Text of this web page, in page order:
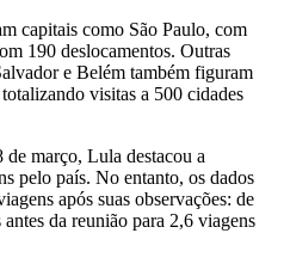
capitais como São Paulo, com
190 deslocamentos. Outras
e Belém também figuram
visitas a 500 cidades
março, Lula destacou a
pelo país. No entanto, os dados
após suas observações: de
da reunião para 2,6 viagens